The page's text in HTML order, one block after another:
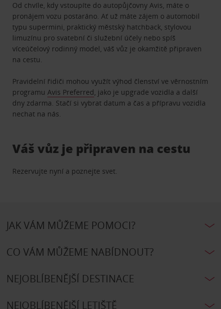
Od chvíle, kdy vstoupíte do autopůjčovny Avis, máte o
pronájem vozu postaráno. Ať už máte zájem o automobil
typu supermini, praktický městský hatchback, stylovou
limuzínu pro svatební či služební účely nebo spíš
víceúčelový rodinný model, váš vůz je okamžitě připraven
na cestu.
Pravidelní řidiči mohou využít výhod členství ve věrnostním
programuAvis Preferred, jako je upgrade vozidla a další
dny zdarma. Stačí si vybrat datum a čas a přípravu vozidla
nechat na nás.
Váš vůz je připraven na cestu
Rezervujte nyní a poznejte svet.
JAK VÁM MŮŽEME POMOCI?
CO VÁM MŮŽEME NABÍDNOUT?
NEJOBLÍBENĚJŠÍ DESTINACE
NEJOBLÍBENĚJŠÍ LETIŠTĚ